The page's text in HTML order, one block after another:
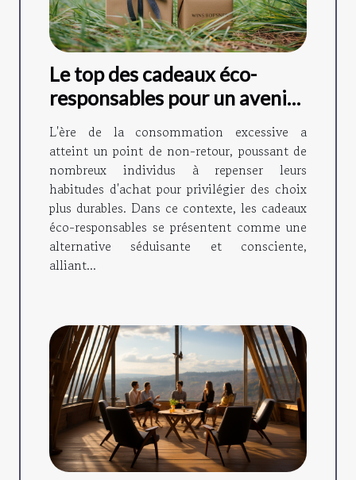
Le top des cadeaux éco-
responsables pour un avenir
durable
L'ère de la consommation excessive a
atteint un point de non-retour, poussant de
nombreux individus à repenser leurs
habitudes d'achat pour privilégier des choix
plus durables. Dans ce contexte, les cadeaux
éco-responsables se présentent comme une
alternative séduisante et consciente,
alliant...